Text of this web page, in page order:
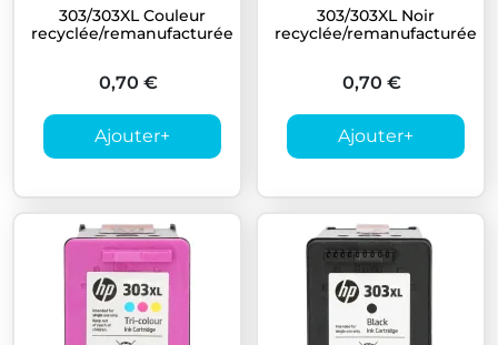
303/303XL Couleur
recyclée/remanufacturée
0,70 €
Ajouter+
303/303XL Noir
recyclée/remanufacturée
0,70 €
Ajouter+